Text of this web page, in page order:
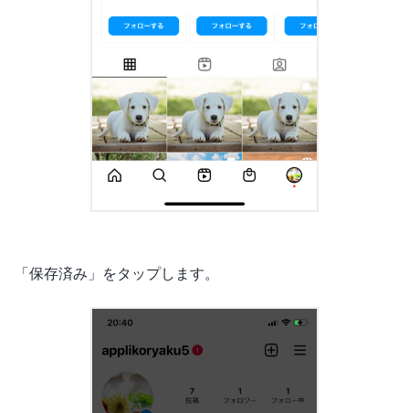
「保存済み」をタップします。